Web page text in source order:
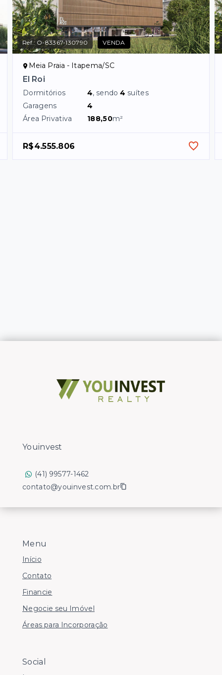
Ref.: O-83367-130790 VENDA
Meia Praia - Itapema/SC
El Roi
Dormitórios 4, sendo4 suítes
Garagens
4
Área Privativa
188,50m²
R$4.555.806
Menu
Início
Contato
Financie
Negocie seu Imóvel
Áreas para Incorporação
Social
Youinvest
(41) 99577-1462
contato@youinvest.com.br